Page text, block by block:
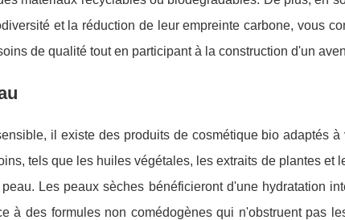
et la réduction de leur empreinte carbone, vous
de qualité tout en participant à la construction d'un
il existe des produits de cosmétique bio adaptés à
tels que les huiles végétales, les extraits de plantes et
Les peaux sèches bénéficieront d'une hydratation
à des formules non comédogènes qui n'obstruent pas